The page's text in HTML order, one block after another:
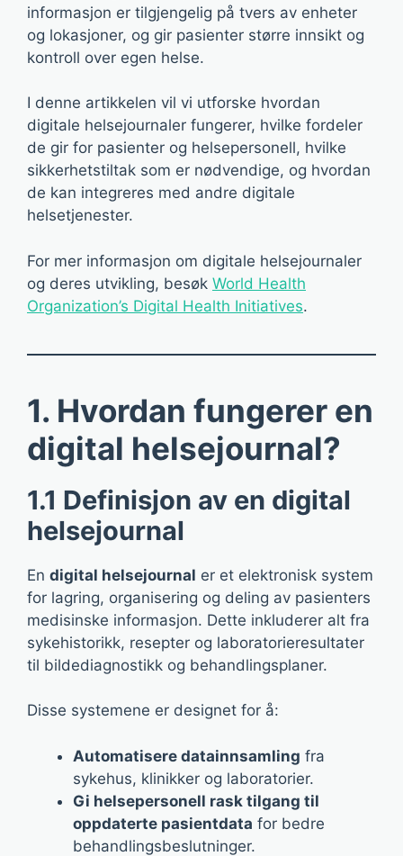
informasjon er tilgjengelig på tvers av enheter
og lokasjoner, og gir pasienter større innsikt og
kontroll over egen helse.
I denne artikkelen vil vi utforske hvordan
digitale helsejournaler fungerer, hvilke fordeler
de gir for pasienter og helsepersonell, hvilke
sikkerhetstiltak som er nødvendige, og hvordan
de kan integreres med andre digitale
helsetjenester.
For mer informasjon om digitale helsejournaler
og deres utvikling, besøk World Health
Organization’s Digital Health Initiatives.
1. Hvordan fungerer en
digital helsejournal?
1.1 Definisjon av en digital
helsejournal
En digital helsejournal er et elektronisk system
for lagring, organisering og deling av pasienters
medisinske informasjon. Dette inkluderer alt fra
sykehistorikk, resepter og laboratorieresultater
til bildediagnostikk og behandlingsplaner.
Disse systemene er designet for å:
Automatisere datainnsamling fra
sykehus, klinikker og laboratorier.
Gi helsepersonell rask tilgang til
oppdaterte pasientdata for bedre
behandlingsbeslutninger.